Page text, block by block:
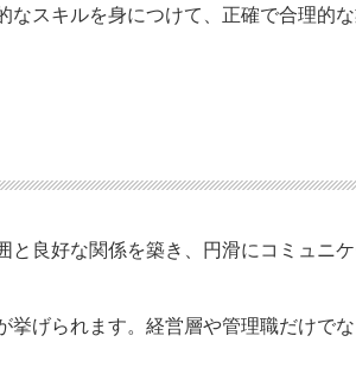
スキルを身につけて、正確で合理的
良好な関係を築き、円滑にコミュニ
げられます。経営層や管理職だけで